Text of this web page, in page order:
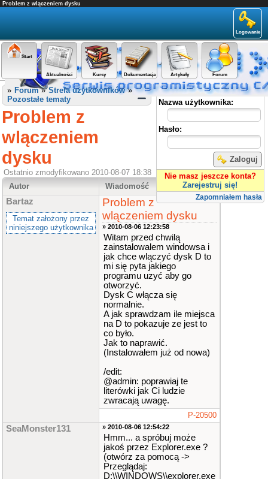
Problem z wlączeniem dysku
Logowanie
Start
Aktualności Kursy Dokumentacja Artykuły Forum
Panel użytkownika
Nazwa użytkownika:
Hasło:
Zaloguj
Nie masz jeszcze konta?
Zarejestruj się!
Zapomniałem hasła
» Forum»Strefa użytkowników»
Pozostałe tematy
Problem z
wlączeniem
dysku
Ostatnio zmodyfikowano 2010-08-07 18:38
Autor
Wiadomość
Bartaz
Temat założony przez
niniejszego użytkownika
Problem z
wlączeniem dysku
» 2010-08-06 12:23:58
Witam przed chwilą
zainstalowalem windowsa i
jak chce wlączyć dysk D to
mi się pyta jakiego
programu uzyć aby go
otworzyć.
Dysk C włącza się
normalnie.
A jak sprawdzam ile miejsca
na D to pokazuje ze jest to
co było.
Jak to naprawić.
(Instalowałem już od nowa)
/edit:
@admin: poprawiaj te
literówki jak Ci ludzie
zwracają uwagę.
P-20500
SeaMonster131 » 2010-08-06 12:54:22
Hmm... a spróbuj może
jakoś przez Explorer.exe ?
(otwórz za pomocą ->
Przeglądaj:
D:\\WINDOWS\\explorer.exe